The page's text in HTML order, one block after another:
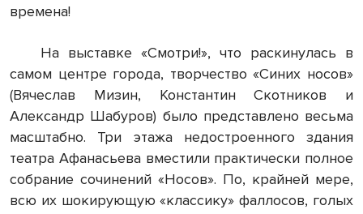
времена!
На выставке «Смотри!», что раскинулась в
самом центре города, творчество «Синих носов»
(Вячеслав Мизин, Константин Скотников и
Александр Шабуров) было представлено весьма
масштабно. Три этажа недостроенного здания
театра Афанасьева вместили практически полное
собрание сочинений «Носов». По, крайней мере,
всю их шокирующую «классику» фаллосов, голых